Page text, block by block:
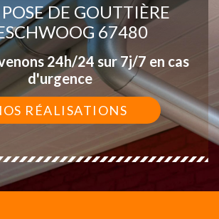
DE GOUTTIÈRE
67480
24h/24 sur 7j/7 en cas
d'urgence
RÉALISATIONS